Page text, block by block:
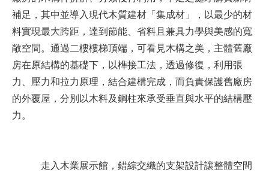
補足，其中並導入現代木質建材「集成材」，以最少的材
料實現最大跨距，達到節能、省料且兼具力學與美感的寬
敞空間。通過二樓樓梯頂端，可看見木構之美，主體舊廠
房在原結構的基礎下，以榫接工法，透過修復，利用張
力、壓力和拉力原理，結合建構完成，而負責保護舊廠房
的外覆屋，分別以木料及鋼柱來承受垂直與水平的結構壓
力。
走入木業展示館，錯綜交織的支架設計讓整體空間